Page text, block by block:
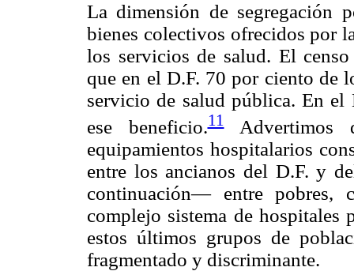
La dimensión de segregación
bienes colectivos ofrecidos por
los servicios de salud. El
que en el D.F. 70 por ciento de
servicio de salud pública. En el
ese beneficio.11Advertimos
equipamientos hospitalarios
entre los ancianos del D.F. y
continuación— entre pobres,
complejo sistema de hospitales
estos últimos grupos de
fragmentado y discriminante.